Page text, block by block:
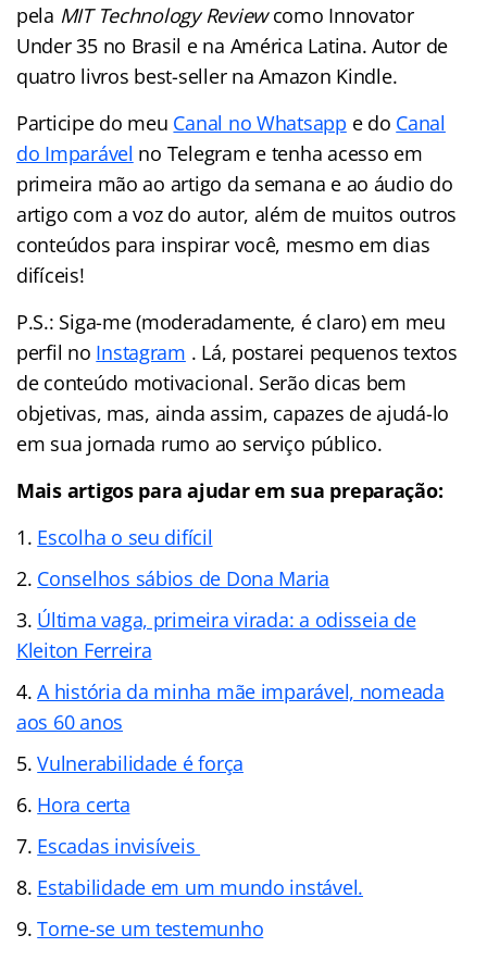
pela MIT Technology Reviewcomo Innovator
Under 35 no Brasil e na América Latina. Autor de
quatro livros best-seller na Amazon Kindle.
Participe do meu Canal no Whatsapp e do Canal
do Imparável no Telegram e tenha acesso em
primeira mão ao artigo da semana e ao áudio do
artigo com a voz do autor, além de muitos outros
conteúdos para inspirar você, mesmo em dias
difíceis!
P.S.: Siga-me (moderadamente, é claro) em meu
perfil no Instagram . Lá, postarei pequenos textos
de conteúdo motivacional. Serão dicas bem
objetivas, mas, ainda assim, capazes de ajudá-lo
em sua jornada rumo ao serviço público.
Mais artigos para ajudar em sua preparação:
Escolha o seu difícil
Conselhos sábios de Dona Maria
Última vaga, primeira virada: a odisseia de
Kleiton Ferreira
A história da minha mãe imparável, nomeada
aos 60 anos
Vulnerabilidade é força
Hora certa
Escadas invisíveis
Estabilidade em um mundo instável.
Torne-se um testemunho